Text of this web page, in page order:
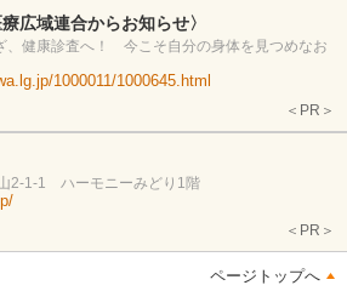
広域連合からお知らせ〉
、健康診査へ！ 今こそ自分の身体を見つめなお
1000011/1000645.html
＜PR＞
2-1-1 ハーモニーみどり1階
＜PR＞
ページトップへ